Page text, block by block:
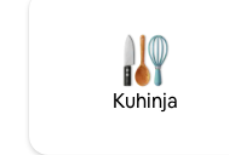
vozila 🌿 Privatnost,
romantični odmor koji
polako, među
alpskim mirom, s
Kuhinja